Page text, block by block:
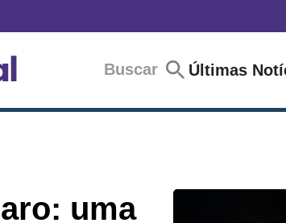
Buscar Últimas
uma